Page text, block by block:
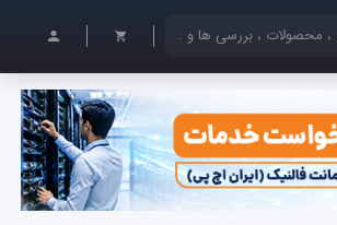
کنید